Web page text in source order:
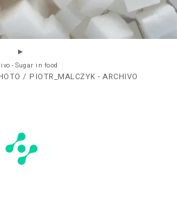
- Sugar in food
/ PIOTR_MALCZYK - ARCHIVO